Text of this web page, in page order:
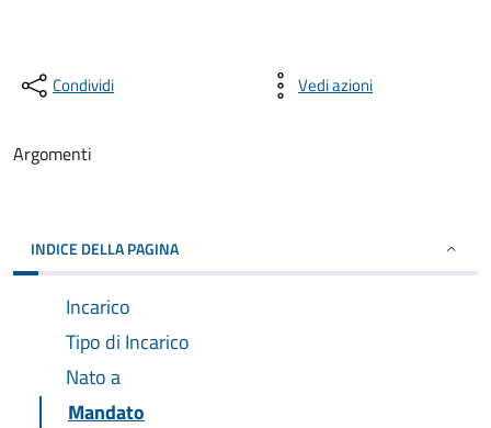
Condividi Vedi azioni
Argomenti
INDICE DELLA PAGINA
Incarico
Tipo di Incarico
Nato a
Mandato